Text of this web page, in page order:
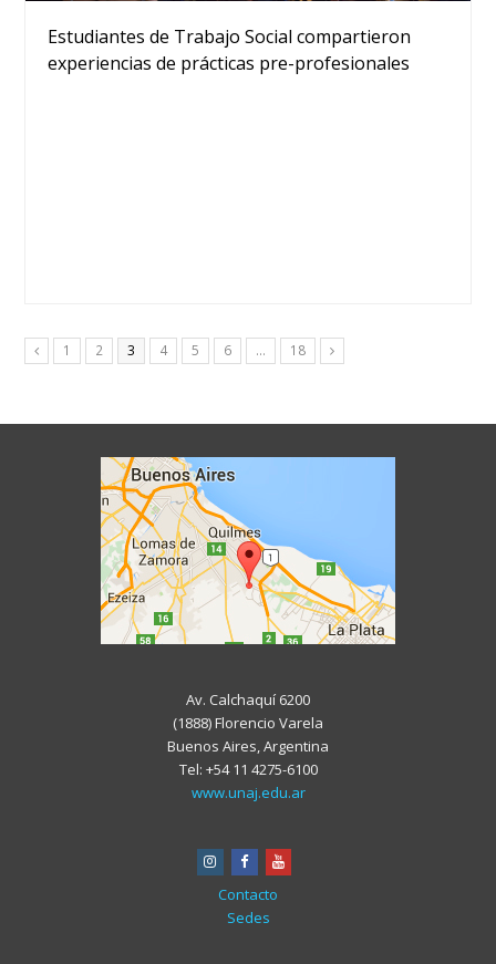
Estudiantes de Trabajo Social compartieron
experiencias de prácticas pre-profesionales
AnteriorPage
1 Page
2 Page
3 Page
4 Page
5 Page
6 … Page
18 Siguiente
Av. Calchaquí 6200
(1888) Florencio Varela
Buenos Aires, Argentina
Tel: +54 11 4275-6100
www.unaj.edu.ar
instagram
facebookyoutube
Contacto
Sedes